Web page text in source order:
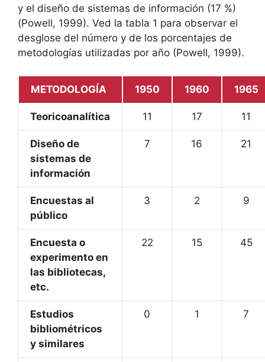
y el diseño de sistemas de información (17 %)
(Powell, 1999). Ved la tabla 1 para observar el
desglose del número y de los porcentajes de
metodologías utilizadas por año (Powell, 1999).
METODOLOGÍA 1950 1960 1965
Teoricoanalítica 11 17 11
Diseño de
sistemas de
información
7 16 21
Encuestas al
público
3 2 9
Encuesta o
experimento en
las bibliotecas,
etc.
22 15 45
Estudios
bibliométricos
y similares
0 1 7